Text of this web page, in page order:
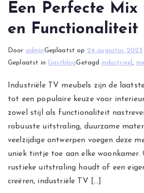
Een Perfecte Mix
en Functionaliteit
Door adminGeplaatst op 24 augustus 2023
Geplaatst in GastblogGetagd industrieel,
Industriële TV meubels zijn de
tot een populaire keuze voor
zowel stijl als functionaliteit
robuuste uitstraling, duurzame
veelzijdige ontwerpen voegen deze
uniek tintje toe aan elke woonkamer.
rustieke uitstraling houdt of een
creëren, industriële TV […]